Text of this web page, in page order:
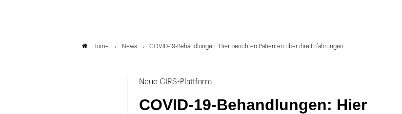
Home News COVID-19-Behandlungen: Hier berichten Patienten über ihre Erfahrungen
Neue CIRS-Plattform
COVID-19-Behandlungen: Hier